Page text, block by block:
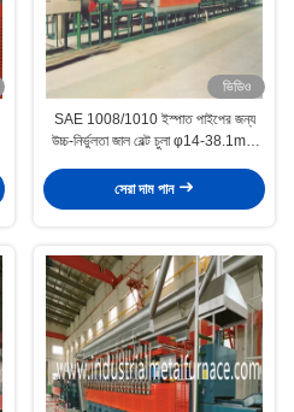
ভিডিও
SAE 1008/1010 ইস্পাত পাইপের জন্য
উচ্চ-নির্ভুলতা জাল বেল্ট চুলা φ14-38.1mm
সেরা দাম পান